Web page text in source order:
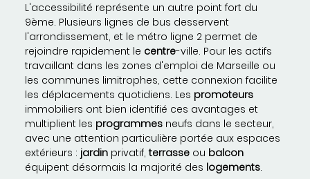
L'accessibilité représente un autre point fort du
9ème. Plusieurs lignes de bus desservent
l'arrondissement, et le métro ligne 2 permet de
rejoindre rapidement le centre-ville. Pour les actifs
travaillant dans les zones d'emploi de Marseille ou
les communes limitrophes, cette connexion facilite
les déplacements quotidiens. Les promoteurs
immobiliers ont bien identifié ces avantages et
multiplient les programmes neufs dans le secteur,
avec une attention particulière portée aux espaces
extérieurs : jardin privatif,terrasse ou balcon
équipent désormais la majorité des logements.